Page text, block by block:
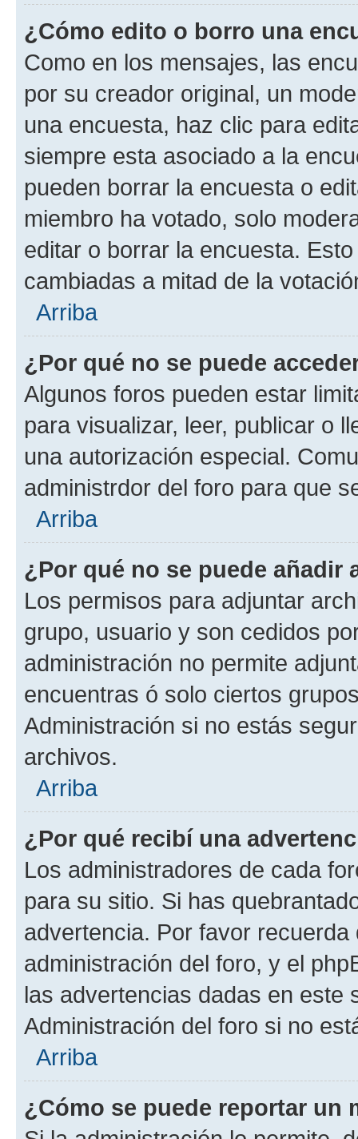
¿Cómo edito o borro una
Como en los mensajes, las
por su creador original, un
una encuesta, haz clic para
siempre esta asociado a la
pueden borrar la encuesta o
miembro ha votado, solo
editar o borrar la encuesta.
cambiadas a mitad de la
Arriba
¿Por qué no se puede
Algunos foros pueden estar
para visualizar, leer, publicar o
una autorización especial.
administrdor del foro para que
Arriba
¿Por qué no se puede añadir
Los permisos para adjuntar
grupo, usuario y son cedidos
administración no permite
encuentras ó solo ciertos
Administración si no estás
archivos.
Arriba
¿Por qué recibí una
Los administradores de cada
para su sitio. Si has
advertencia. Por favor
administración del foro, y el
las advertencias dadas en este
Administración del foro si no
Arriba
¿Cómo se puede reportar un